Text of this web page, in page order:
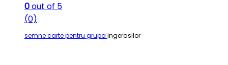
0out of 5
(0)
semne carte pentru grupa ingerasilor